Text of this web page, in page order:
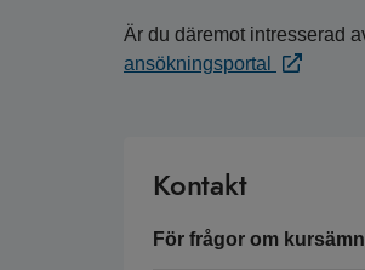
Är du däremot intresserad
ansökningsportal
Kontakt
För frågor om